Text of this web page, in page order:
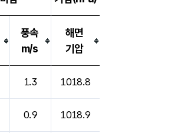
풍속
m/s
해면
기압
1.3 1018.8
0.9 1018.9